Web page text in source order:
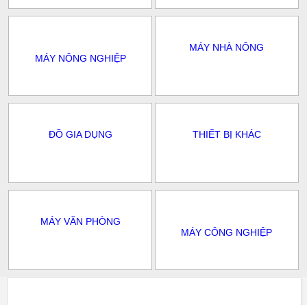
MÁY NÔNG NGHIỆP
MÁY NHÀ NÔNG
ĐỒ GIA DỤNG THIẾT BỊ KHÁC
MÁY VĂN PHÒNG
MÁY CÔNG NGHIỆP